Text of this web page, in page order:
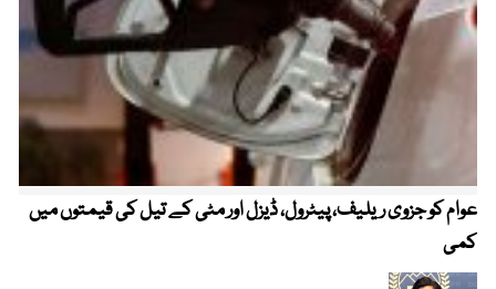
عوام کو جزوی ریلیف، پیٹرول، ڈیزل اور مٹی کے تیل کی قیمتوں میں
کمی